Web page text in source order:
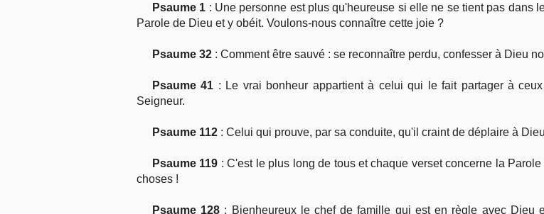
Psaume 1 : Une personne est plus qu'heureuse si elle ne se tient pas dans
Parole de Dieu et y obéit. Voulons-nous connaître cette joie ?
Psaume 32 : Comment être sauvé : se reconnaître perdu, confesser à Dieu
Psaume 41 : Le vrai bonheur appartient à celui qui le fait partager à
Seigneur.
Psaume 112 : Celui qui prouve, par sa conduite, qu'il craint de déplaire à
Psaume 119 : C'est le plus long de tous et chaque verset concerne la
choses !
Psaume 128 : Bienheureux le chef de famille qui est en règle avec Dieu